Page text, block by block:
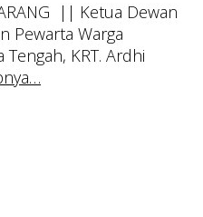
|| Ketua Dewan
Pewarta Warga
Tengah, KRT. Ardhi